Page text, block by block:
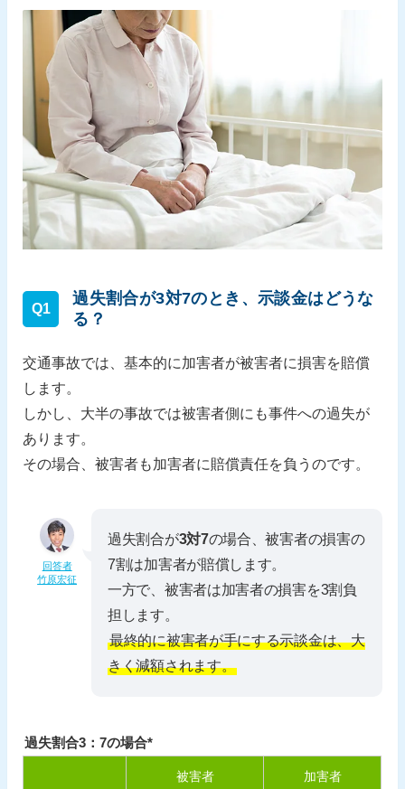
Q1
過失割合が3対7のとき、示談金はどうな
る？
交通事故では、基本的に加害者が被害者に損害を賠償
します。
しかし、大半の事故では被害者側にも事件への過失が
あります。
その場合、被害者も加害者に賠償責任を負うのです。
回答者
竹原宏征
過失割合が3対7の場合、被害者の損害の
7割は加害者が賠償します。
一方で、被害者は加害者の損害を3割負
担します。
最終的に被害者が手にする示談金は、大
きく減額されます。
過失割合3：7の場合*
被害者 加害者